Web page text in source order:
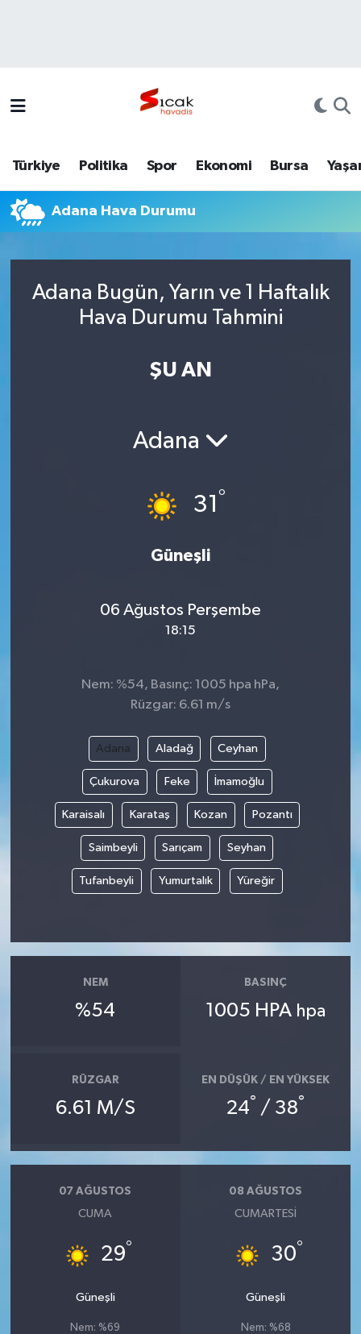
Türkiye Politika Spor Ekonomi Bursa
Adana Hava Durumu
Adana Bugün, Yarın ve 1 Haftalık
Hava Durumu Tahmini
ŞU AN
Adana
31 °
Güneşli
06 Ağustos Perşembe
18:15
Nem: %54, Basınç: 1005 hpa hPa,
Rüzgar: 6.61 m/s
Adana Aladağ Ceyhan
Çukurova Feke İmamoğlu
Karaisalı Karataş Kozan Pozantı
Saimbeyli Sarıçam Seyhan
Tufanbeyli Yumurtalık Yüreğir
NEM
%54
BASINÇ
1005 HPA hpa
RÜZGAR
6.61 M/S
EN DÜŞÜK / EN YÜKSEK
24° / 38°
07 AĞUSTOS
CUMA
29°
Güneşli
Nem: %69
08 AĞUSTOS
CUMARTESI
30°
Güneşli
Nem: %68
Türkiye
Bilim, Teknoloji
Haber Arşivi